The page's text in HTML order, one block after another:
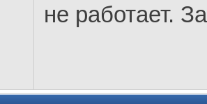
не работает.